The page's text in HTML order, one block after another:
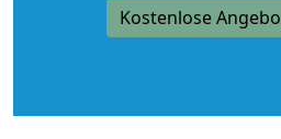
Kostenlose